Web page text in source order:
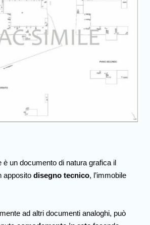
è un documento di natura grafica il
apposito disegno tecnico, l’immobile
ad altri documenti analoghi, può